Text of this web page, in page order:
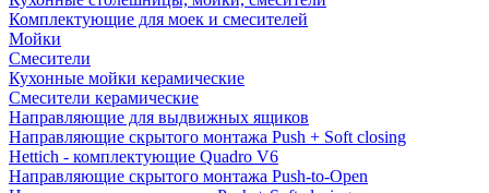
Комплектующие для моек и смесителей
Мойки
Смесители
Кухонные мойки керамические
Смесители керамические
Направляющие для выдвижных ящиков
Направляющие скрытого монтажа Push + Soft closing
Hettich - комплектующие Quadro V6
Направляющие скрытого монтажа Push-to-Open